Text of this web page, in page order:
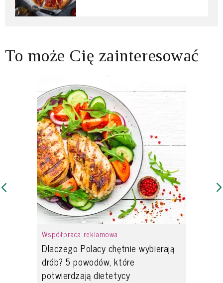
To może Cię zainteresować
Współpraca reklamowa
Dlaczego Polacy chętnie wybierają
drób? 5 powodów, które
potwierdzają dietetycy